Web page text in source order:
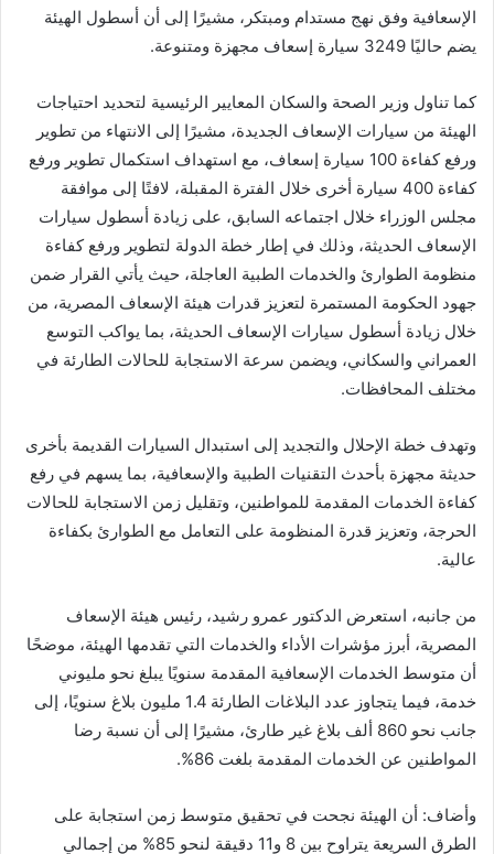
الإسعافية وفق نهج مستدام ومبتكر، مشيرًا إلى أن أسطول الهيئة
يضم حاليًا 3249 سيارة إسعاف مجهزة ومتنوعة.
كما تناول وزير الصحة والسكان المعايير الرئيسية لتحديد احتياجات
الهيئة من سيارات الإسعاف الجديدة، مشيرًا إلى الانتهاء من تطوير
ورفع كفاءة 100 سيارة إسعاف، مع استهداف استكمال تطوير ورفع
كفاءة 400 سيارة أخرى خلال الفترة المقبلة، لافتًا إلى موافقة
مجلس الوزراء خلال اجتماعه السابق، على زيادة أسطول سيارات
الإسعاف الحديثة، وذلك في إطار خطة الدولة لتطوير ورفع كفاءة
منظومة الطوارئ والخدمات الطبية العاجلة، حيث يأتي القرار ضمن
جهود الحكومة المستمرة لتعزيز قدرات هيئة الإسعاف المصرية، من
خلال زيادة أسطول سيارات الإسعاف الحديثة، بما يواكب التوسع
العمراني والسكاني، ويضمن سرعة الاستجابة للحالات الطارئة في
مختلف المحافظات.
وتهدف خطة الإحلال والتجديد إلى استبدال السيارات القديمة بأخرى
حديثة مجهزة بأحدث التقنيات الطبية والإسعافية، بما يسهم في رفع
كفاءة الخدمات المقدمة للمواطنين، وتقليل زمن الاستجابة للحالات
الحرجة، وتعزيز قدرة المنظومة على التعامل مع الطوارئ بكفاءة
عالية.
من جانبه، استعرض الدكتور عمرو رشيد، رئيس هيئة الإسعاف
المصرية، أبرز مؤشرات الأداء والخدمات التي تقدمها الهيئة، موضحًا
أن متوسط الخدمات الإسعافية المقدمة سنويًا يبلغ نحو مليوني
خدمة، فيما يتجاوز عدد البلاغات الطارئة 1.4 مليون بلاغ سنويًا، إلى
جانب نحو 860 ألف بلاغ غير طارئ، مشيرًا إلى أن نسبة رضا
المواطنين عن الخدمات المقدمة بلغت 86%.
وأضاف: أن الهيئة نجحت في تحقيق متوسط زمن استجابة على
الطرق السريعة يتراوح بين 8 و11 دقيقة لنحو 85% من إجمالي